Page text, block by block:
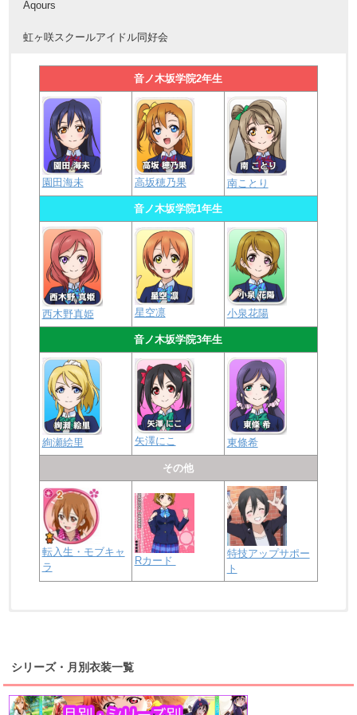
Aqours
虹ヶ咲スクールアイドル同好会
音ノ木坂学院2年生
園田海未 高坂穂乃果 南ことり
音ノ木坂学院1年生
西木野真姫 星空凛 小泉花陽
音ノ木坂学院3年生
絢瀬絵里 矢澤にこ 東條希
その他
転入生・モブキャ
ラ
Rカード
特技アップサポー
ト
シリーズ・月別衣装一覧